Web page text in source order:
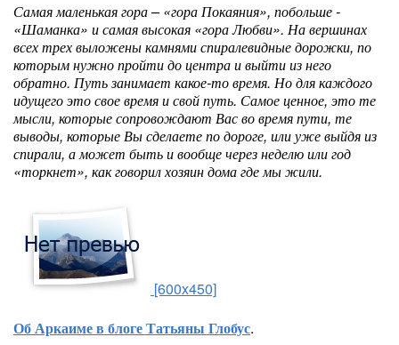
Самая маленькая гора – «гора Покаяния», побольше -
«Шаманка» и самая высокая «гора Любви». На вершинах
всех трех выложены камнями спиралевидные дорожки, по
которым нужно пройти до центра и выйти из него
обратно. Путь занимает какое-то время. Но для каждого
идущего это свое время и свой путь. Самое ценное, это те
мысли, которые сопровождают Вас во время пути, те
выводы, которые Вы сделаете по дороге, или уже выйдя из
спирали, а может быть и вообще через неделю или год
«торкнет», как говорил хозяин дома где мы жили.
[600x450]
Об Аркаиме в блоге Татьяны Глобус.